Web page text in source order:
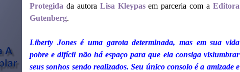
Protegida da autora Lisa Kleypasem parceria com a Editora
Gutenberg.
Liberty Jones é uma garota determinada, mas em sua vida
pobre e difícil não há espaço para que ela consiga vislumbrar
seus sonhos sendo realizados. Seu único consolo é a amizade e